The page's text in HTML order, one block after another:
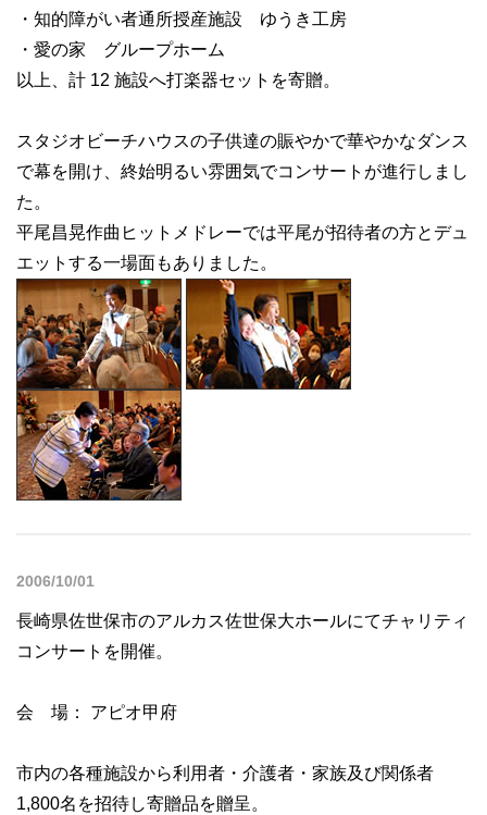
・知的障がい者通所授産施設 ゆうき工房
・愛の家 グループホーム
以上、計 12 施設へ打楽器セットを寄贈。
スタジオビーチハウスの子供達の賑やかで華やかなダンス
で幕を開け、終始明るい雰囲気でコンサートが進行しまし
た。
平尾昌晃作曲ヒットメドレーでは平尾が招待者の方とデュ
エットする一場面もありました。
2006/10/01
長崎県佐世保市のアルカス佐世保大ホールにてチャリティ
コンサートを開催。
会 場： アピオ甲府
市内の各種施設から利用者・介護者・家族及び関係者
1,800名を招待し寄贈品を贈呈。